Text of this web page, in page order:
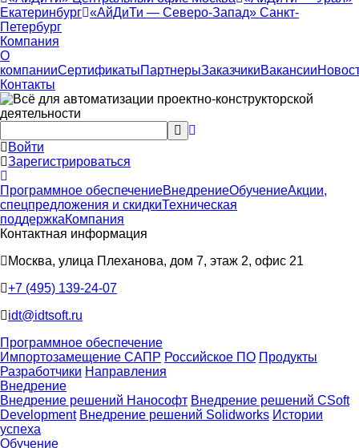
Екатеринбург «АйДиТи — Северо-Запад» Санкт-
Петербург
Компания
О
компанииСертификатыПартнерыЗаказчикиВакансии
Контакты
Войти
Зарегистрироваться
Программное обеспечениеВнедрениеОбучениеАкции,
спецпредложения и скидкиТехническая
поддержкаКомпания
Контактная информация
Москва, улица Плеханова, дом 7, этаж 2, офис 21
+7 (495) 139-24-07
idt@idtsoft.ru
Программное обеспечение
Импортозамещение САПР Российское ПО Продукты
Разработчики Направления
Внедрение
Внедрение решений Нанософт Внедрение решений CSoft
Development Внедрение решений Solidworks Истории
успеха
Обучение